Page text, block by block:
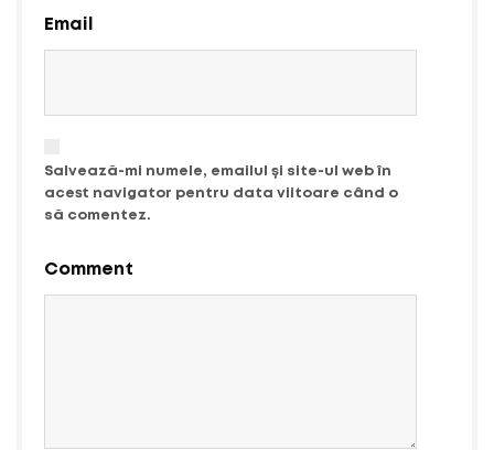
Email
Salvează-mi numele, emailul și site-ul web în
acest navigator pentru data viitoare când o
să comentez.
Comment